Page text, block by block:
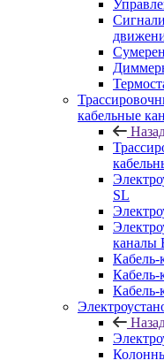
кабельные
SL
каналы
Кабель-